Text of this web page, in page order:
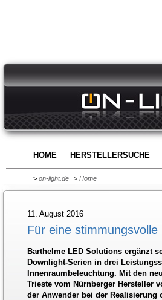
HOME HERSTELLERSUCHE
> on-light.de > Home
11. August 2016
Für eine stimmungsvolle
Barthelme LED Solutions ergänzt
Downlight-Serien in drei
Innenraumbeleuchtung. Mit den
Trieste vom Nürnberger Hersteller
der Anwender bei der